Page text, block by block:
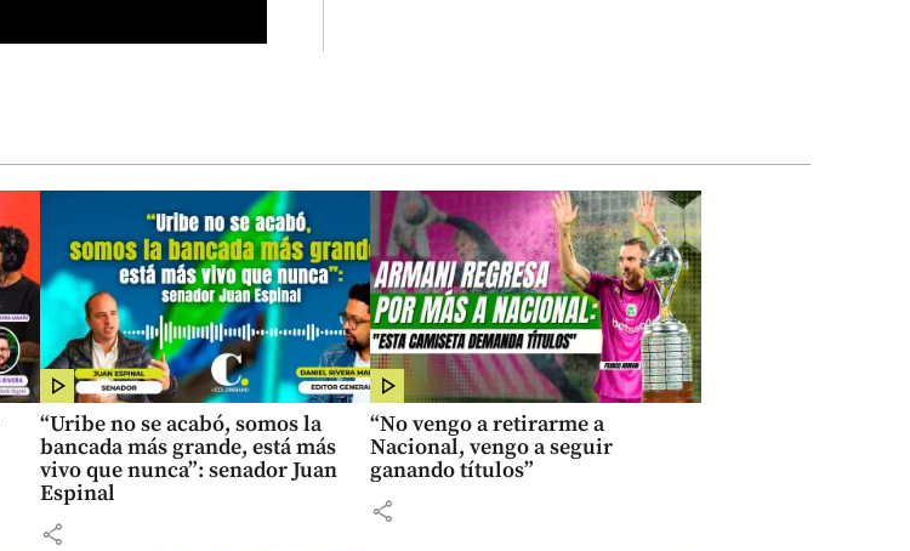
“Uribe no se acabó, somos la
bancada más grande, está más
vivo que nunca”: senador Juan
Espinal
share
“No vengo a retirarme a
Nacional, vengo a seguir
ganando títulos”
share